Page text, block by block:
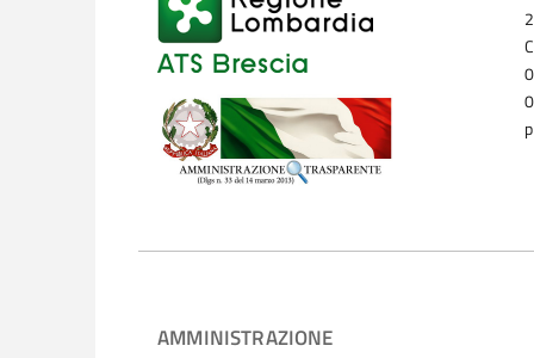
AMMINISTRAZIONE